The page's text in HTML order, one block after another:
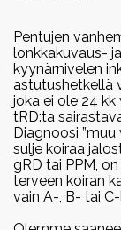
Pentujen
lonkkakuvaus-
kyynärnivelen
astutushetkellä
joka ei ole 24 kk
tRD:ta
Diagnoosi ”muu
sulje koiraa
gRD tai PPM,
terveen koiran
vain A-, B- tai